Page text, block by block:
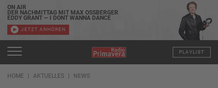
ON AIR
DER NACHMITTAG MIT MAX OSSBERGER
EDDY GRANT — I DONT WANNA DANCE
JETZT ANHÖREN
PLAYLIST
HOME AKTUELLES NEWS